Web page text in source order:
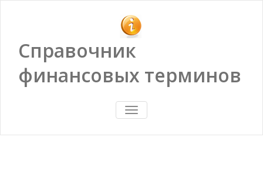
Справочник
финансовых терминов
ПОКАЗАТЬ/
СКРЫТЬ